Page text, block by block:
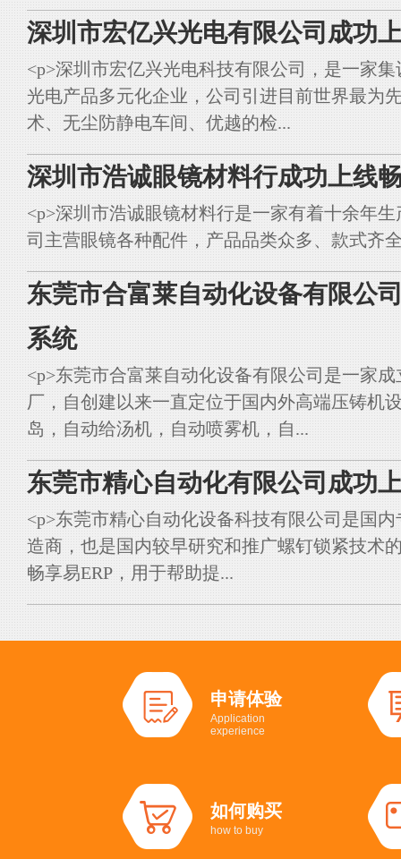
深圳市宏亿兴光电有限公司成功
<p>深圳市宏亿兴光电科技有限公司，是一家
光电产品多元化企业，公司引进目前世界最为
术、无尘防静电车间、优越的检...
深圳市浩诚眼镜材料行成功上线
<p>深圳市浩诚眼镜材料行是一家有着十余年
司主营眼镜各种配件，产品品类众多、款式齐
东莞市合富莱自动化设备有限公
系统
<p>东莞市合富莱自动化设备有限公司是一家
厂，自创建以来一直定位于国内外高端压铸机
岛，自动给汤机，自动喷雾机，自...
东莞市精心自动化有限公司成功
<p>东莞市精心自动化设备科技有限公司是国
造商，也是国内较早研究和推广螺钉锁紧技术
畅享易ERP，用于帮助提...
申请体验
Application
experience
如何购买
how to buy